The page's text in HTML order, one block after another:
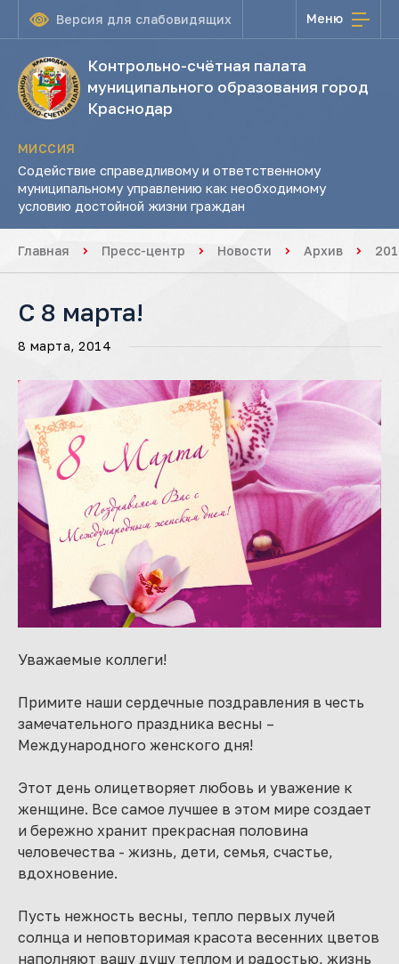
Версия для слабовидящих Меню
Контрольно-счётная палата
муниципального образования город
Краснодар
МИССИЯ
Содействие справедливому и ответственному
муниципальному управлению как необходимому
условию достойной жизни граждан
Главная Пресс-центр Новости Архив
С 8 марта!
8 марта, 2014
Уважаемые коллеги!
Примите наши сердечные поздравления в честь
замечательного праздника весны –
Международного женского дня!
Этот день олицетворяет любовь и уважение к
женщине. Все самое лучшее в этом мире создает
и бережно хранит прекрасная половина
человечества - жизнь, дети, семья, счастье,
вдохновение.
Пусть нежность весны, тепло первых лучей
солнца и неповторимая красота весенних цветов
наполняют вашу душу теплом и радостью, жизнь